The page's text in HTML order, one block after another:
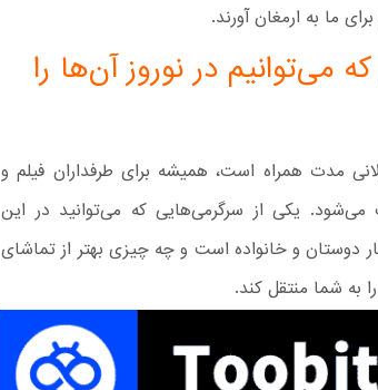
ما به ارمغان آورند.
می‌توانیم در نوروز آن‌ها را
مدت همراه است، همیشه برای طرفداران فیلم و
یکی از سرگرمی‌هایی که می‌توانید در این
دوستان و خانواده است و چه چیزی بهتر از تماشای
شما منتقل کند.